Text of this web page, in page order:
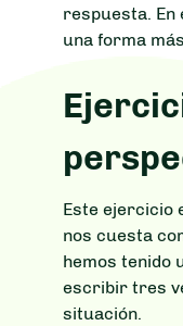
respuesta. En
una forma
Este ejercicio
nos cuesta
hemos tenido
escribir tres
situación.